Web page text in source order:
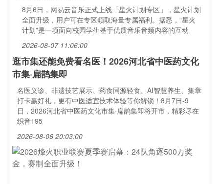
8月6日，网易云音乐正式上线「星火计划专区」，星火计划
全面升级，用户可在专区领取海量专属福利。据悉，“星火
计划”是一项面向校园学生基于优质音乐音频内容的互动
2026-08-07 11:06:00
逛市集还能免费看名医！2026河北省中医药文化
市集·扁鹊集即
名医义诊、非遗技艺展示、药食同源轻食、AI智慧养生、集章
打卡赢好礼，更有中医适宜技术体验等你解锁！8月7日-9
日，2026河北省中医药文化市集·扁鹊集即将开市，精彩尽在
织音195
2026-08-06 20:03:00